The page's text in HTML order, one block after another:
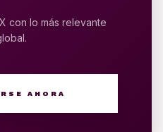
con lo más relevante
AHORA